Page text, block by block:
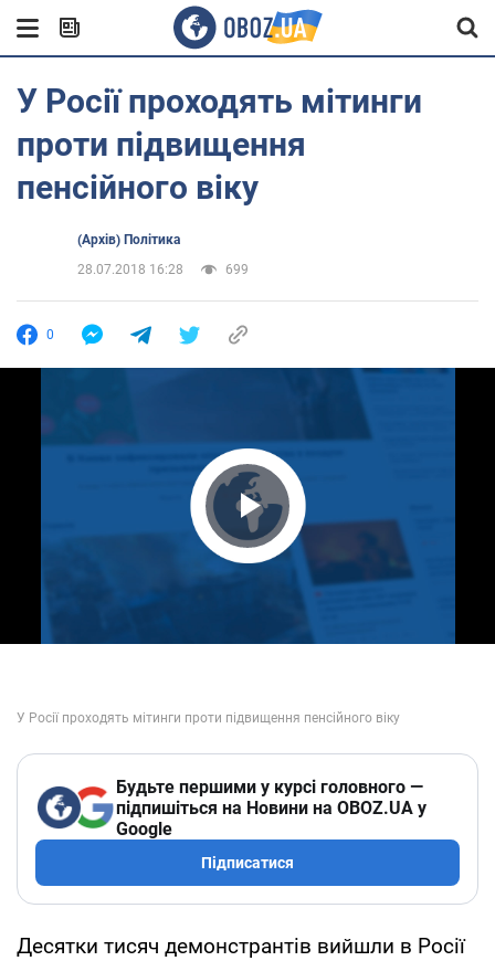
У Росії проходять мітинги
проти підвищення
пенсійного віку
(Архів) Політика
28.07.2018 16:28
699
0
Play Video
Будьте першими у курсі головного —
підпишіться на Новини на OBOZ.UA у
Google
Підписатися
Десятки тисяч демонстрантів вийшли в Росії